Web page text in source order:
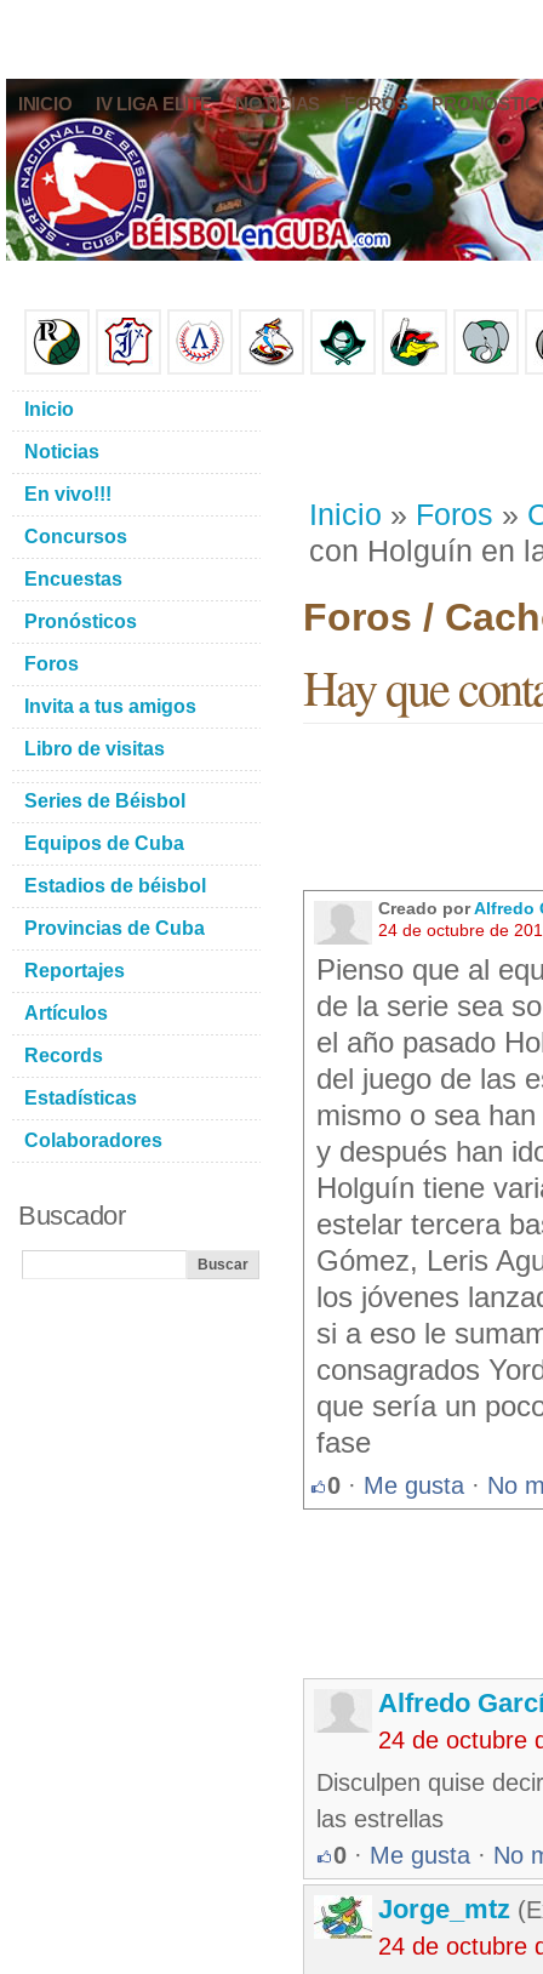
INICIO IV LIGA ELITE NOTICIAS FOROS
Inicio » Foros »
con Holguín en
Foros /
Hay que
Creado porAlfredo
24 de octubre de
Pienso que al
de la serie sea
el año pasado
del juego de las
mismo o sea
y después han
Holguín tiene
estelar tercera
Gómez, Leris
los jóvenes
si a eso le
consagrados
que sería un
fase
0 · Me gusta · No
Alfredo
24 de octubre
Disculpen quise
las estrellas
0 · Me gusta · No
Jorge_mtz
24 de octubre
Inicio
Noticias
En vivo!!!
Concursos
Encuestas
Pronósticos
Foros
Invita a tus amigos
Libro de visitas
Series de Béisbol
Equipos de Cuba
Estadios de béisbol
Provincias de Cuba
Reportajes
Artículos
Records
Estadísticas
Colaboradores
Buscador